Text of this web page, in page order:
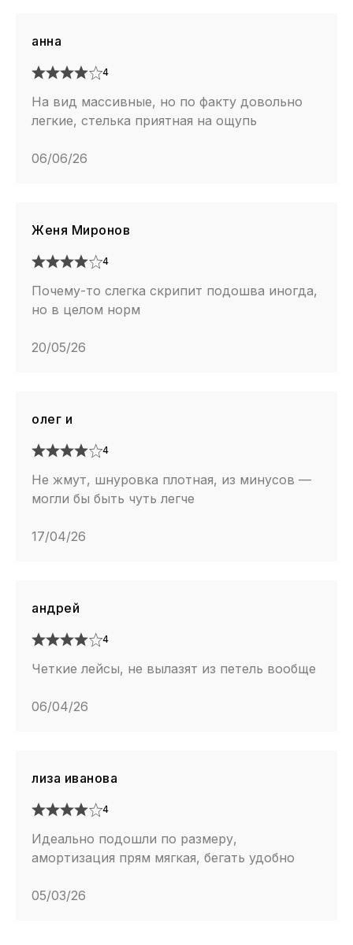
анна
4
На вид массивные, но по факту довольно
легкие, стелька приятная на ощупь
06/06/26
Женя Миронов
4
Почему-то слегка скрипит подошва иногда,
но в целом норм
20/05/26
олег и
4
Не жмут, шнуровка плотная, из минусов —
могли бы быть чуть легче
17/04/26
андрей
4
Четкие лейсы, не вылазят из петель вообще
06/04/26
лиза иванова
4
Идеально подошли по размеру,
амортизация прям мягкая, бегать удобно
05/03/26